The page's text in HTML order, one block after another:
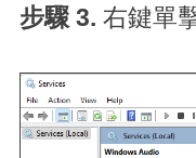
步驟 3. 右鍵單